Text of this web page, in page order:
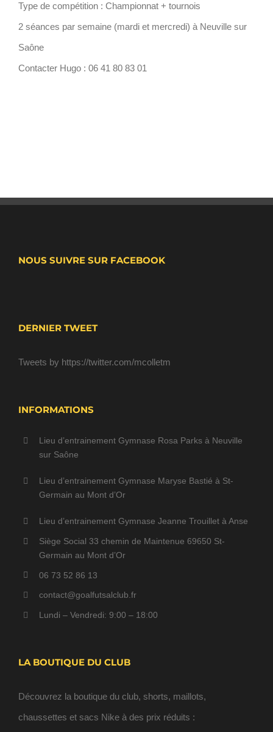
Type de compétition : Championnat + tournois
2 séances par semaine (mardi et mercredi) à Neuville sur
Saône
Contacter Hugo : 06 41 80 83 01
NOUS SUIVRE SUR FACEBOOK
DERNIER TWEET
Tweets by https://twitter.com/mcolletm
INFORMATIONS
Lieu d’entrainement Gymnase Rosa Parks à Neuville
sur Saône
Lieu d’entrainement Gymnase Maryse Bastié à St-
Germain au Mont d’Or
Lieu d’entrainement Gymnase Jeanne Trouillet à Anse
Siège Social 33 chemin de Maintenue 69650 St-
Germain au Mont d’Or
06 73 52 86 13
contact@goalfutsalclub.fr
Lundi – Vendredi: 9:00 – 18:00
LA BOUTIQUE DU CLUB
Découvrez la boutique du club, shorts, maillots,
chaussettes et sacs Nike à des prix réduits :